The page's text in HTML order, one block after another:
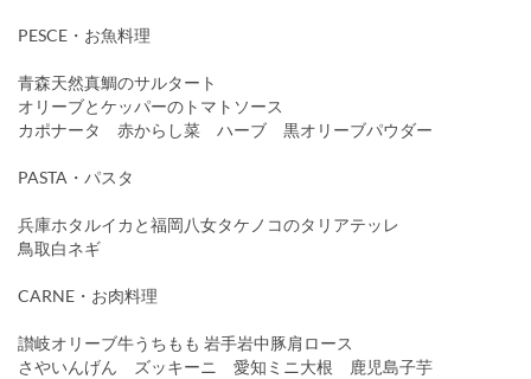
PESCE・お魚料理
青森天然真鯛のサルタート
オリーブとケッパーのトマトソース
カポナータ 赤からし菜 ハーブ 黒オリーブパウダー
PASTA・パスタ
兵庫ホタルイカと福岡八女タケノコのタリアテッレ
鳥取白ネギ
CARNE・お肉料理
讃岐オリーブ牛うちもも 岩手岩中豚肩ロース
さやいんげん ズッキーニ 愛知ミニ大根 鹿児島子芋